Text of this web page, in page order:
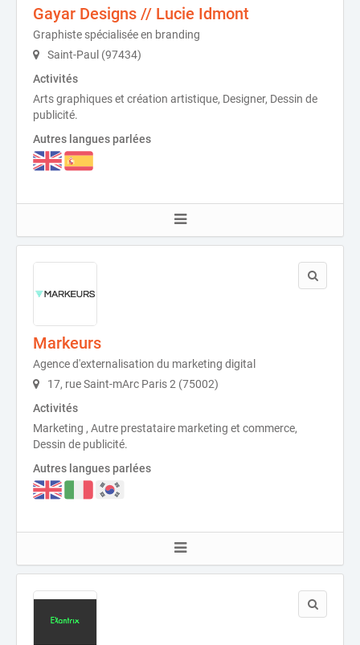
Gayar Designs // Lucie Idmont
Graphiste spécialisée en branding
Saint-Paul (97434)
Activités
Arts graphiques et création artistique, Designer, Dessin de
publicité.
Autres langues parlées
Markeurs
Agence d'externalisation du marketing digital
17, rue Saint-mArc Paris 2 (75002)
Activités
Marketing , Autre prestataire marketing et commerce,
Dessin de publicité.
Autres langues parlées